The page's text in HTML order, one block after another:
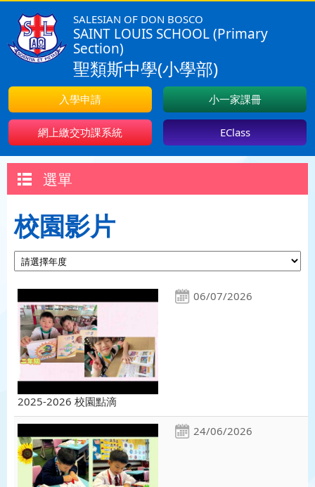
SALESIAN OF DON BOSCO
SAINT LOUIS SCHOOL (Primary
Section)
聖類斯中學(小學部)
入學申請 小一家課冊
網上繳交功課系統 EClass
選單
校園影片
06/07/2026
2025-2026 校園點滴
24/06/2026